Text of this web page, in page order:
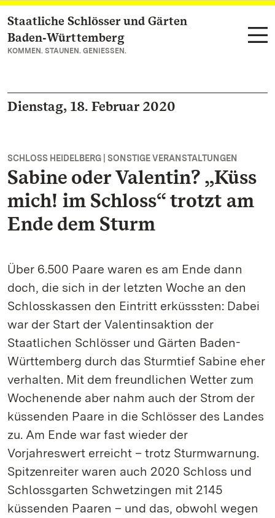
Zum Hauptinhalt springen
Staatliche Schlösser und Gärten
Baden‑Württemberg
KOMMEN. STAUNEN. GENIESSEN.
Dienstag, 18. Februar 2020
SCHLOSS HEIDELBERG | SONSTIGE VERANSTALTUNGEN
Sabine oder Valentin? „Küss
mich! im Schloss“ trotzt am
Ende dem Sturm
Über 6.500 Paare waren es am Ende dann
doch, die sich in der letzten Woche an den
Schlosskassen den Eintritt erküsssten: Dabei
war der Start der Valentinsaktion der
Staatlichen Schlösser und Gärten Baden-
Württemberg durch das Sturmtief Sabine eher
verhalten. Mit dem freundlichen Wetter zum
Wochenende aber nahm auch der Strom der
küssenden Paare in die Schlösser des Landes
zu. Am Ende war fast wieder der
Vorjahreswert erreicht – trotz Sturmwarnung.
Spitzenreiter waren auch 2020 Schloss und
Schlossgarten Schwetzingen mit 2145
küssenden Paaren – und das, obwohl wegen